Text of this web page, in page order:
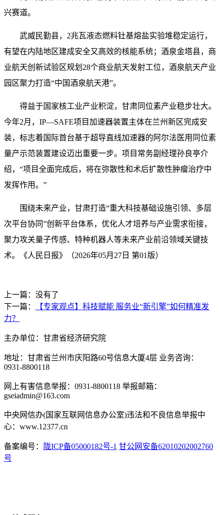
兴赛道。
武威民勤县，2兆瓦液态燃料钍基熔盐实验堆稳定运行，
有望在内陆地区建成安全又高效的核能系统；酒泉金塔县，商
业航天创新试验区规划28个商业航天发射工位，酒泉航天产业
园区聚力打造“中国酒泉航天港”。
得益于国家核工业产业积淀，甘肃同位素产业稳步壮大。
今年2月，IP—SAFE项目加速器装置主体在兰州新区完成安
装，标志着国际首台基于超导直线加速器的阿尔法医用同位素
量产示范装置建设迈出重要一步。项目常务副经理孙良亭介
绍，“项目全面完成后，将在弥散性和术后扩散性肿瘤治疗中
发挥作用。”
围绕未来产业，甘肃打造“重大科技基础设施引领、多层
次平台协同”创新平台体系，优化人才培养与产业需求衔接，
聚力攻关量子传感、特种机器人等未来产业前沿领域关键技
术。《人民日报》（2026年05月27日 第01版）
上一篇：没有了
下一篇：
【专家观点】科技赋能 服务业“新引擎”如何精准发
力？
主办单位：甘肃省经济研究院
地址：甘肃省兰州市庆阳路60号信息大厦4层 业务咨询：
0931-8800118
网上有害信息举报：0931-8800118 举报邮箱：
gseiadmin@163.com
中央网信办(国家互联网信息办公室)违法和不良信息举报中
心：www.12377.cn
备案编号： 陇ICP备05000182号-1 甘公网安备62010202002760
号